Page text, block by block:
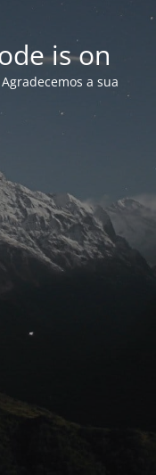
is on
a sua